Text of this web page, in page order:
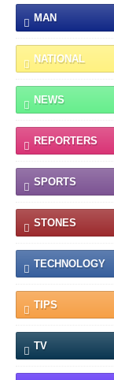
MAN
NATIONAL
NEWS
REPORTERS
SPORTS
STONES
TECHNOLOGY
TIPS
TV